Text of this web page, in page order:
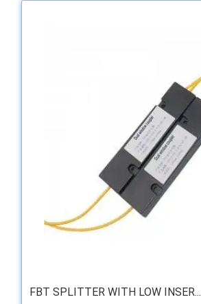
FBT SPLITTER WITH LOW INSER...